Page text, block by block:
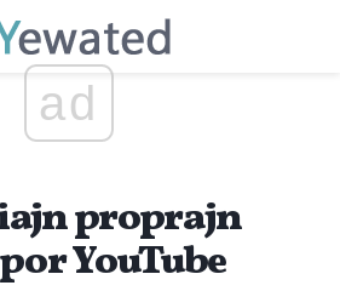
ad
proprajn
YouTube